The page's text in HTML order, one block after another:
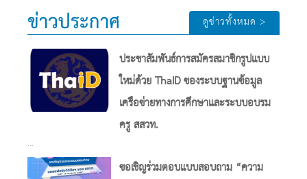
ข่าวประกาศ
ประชาสัมพันธ์การสมัครสมาชิกรูปแบบ
ใหม่ด้วย ThaID ของระบบฐานข้อมูล
เครือข่ายทางการศึกษาและระบบอบรม
ครู สสวท.
...
ขอเชิญร่วมตอบแบบสอบถาม “ความ
ดูข่าวทั้งหมด >